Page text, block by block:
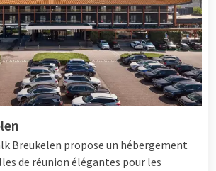
Breukelen propose un hébergement
de réunion élégantes pour les